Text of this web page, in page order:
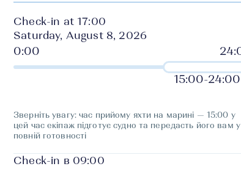
Check-in at 17:00
Saturday, August 8, 2026
15:00-24:00
Зверніть увагу: час прийому яхти на марині — 15:00 у
цей час екіпаж підготує судно та передасть його вам у
повній готовності
Check-in в 09:00